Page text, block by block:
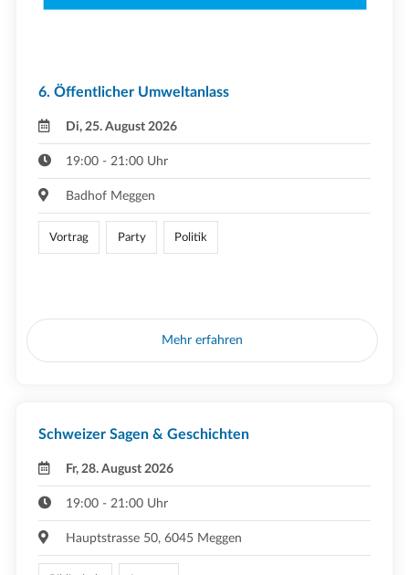
6. Öffentlicher Umweltanlass
Di, 25. August 2026
19:00 - 21:00 Uhr
Badhof Meggen
Vortrag Party Politik
Mehr erfahren
Schweizer Sagen & Geschichten
Fr, 28. August 2026
19:00 - 21:00 Uhr
Hauptstrasse 50, 6045 Meggen